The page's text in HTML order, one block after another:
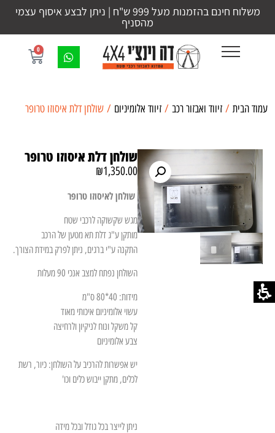
משלוח חינם בהזמנות מעל 999 ש"ח | ניתן לבצע איסוף עצמי
מהסניף
0
עמוד הבית / זיווד ואבזור רכב / זיווד אלומיניום / שולחן דלת איסוזו טרופר
שולחן דלת איסוזו טרופר
₪1,350.00
שולחן לאיסוזו טרופר
מגש שקשוקה לרכבי שטח
מותקן ע"ג דלת תא מטען של הרכב
התקנה ע"י ברגים, ניתן לפרק במידת הצורך.
השולחן נפתח למצב אנכי 90 מעלות
מידות: 40*80 ס"מ
עשוי אלומיניום איכותי מאוד
קל משקל ונוח לניקיון ולרחיצה
צבע אלומיניום
יש אפשרות להרכיב על השולחן: כיור, רשת
לכלים, מתקן ייבוש כלים וכו'
ניתן לייצר בכל גודל ובכל מידה